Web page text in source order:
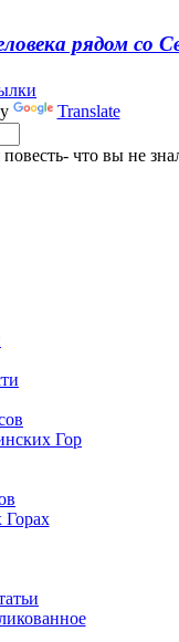
рядом со
Translate
повесть- что вы не
Гор